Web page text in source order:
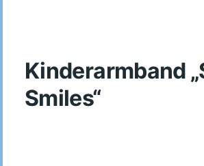
Kinderarmband
Smiles“